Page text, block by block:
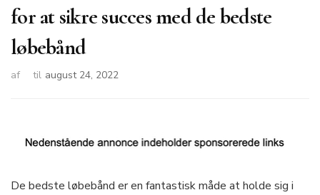
for at sikre succes med de bedste
løbebånd
af til august 24, 2022
De bedste løbebånd er en fantastisk måde at holde sig i